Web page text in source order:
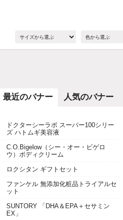
最近のバナー 人気のバナー
ドクターシーラボ スーパー100シリー
ズ ハトムギ美容液
C.O.Bigelow（シー・オー・ビゲロ
ウ）ボディクリーム
ロクシタン ギフトセット
ファンケル 無添加化粧品トライアルセ
ット
SUNTORY 「DHA＆EPA＋セサミン
EX」